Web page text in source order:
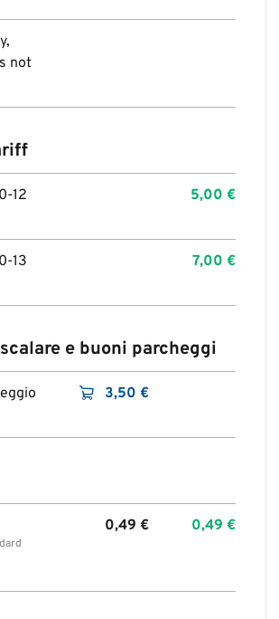
not
12
5,00 €
13
7,00 €
e buoni parcheggi
3,50 €
0,49 € 0,49 €